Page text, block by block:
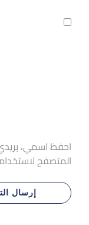
احفظ اسمي،
المتصفح